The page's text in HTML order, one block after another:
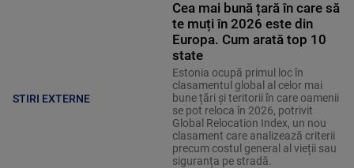
STIRI EXTERNE
Cea mai bună țară în care să
te muți în 2026 este din
Europa. Cum arată top 10
state
Estonia ocupă primul loc în
clasamentul global al celor mai
bune țări și teritorii în care oamenii
se pot reloca în 2026, potrivit
Global Relocation Index, un nou
clasament care analizează criterii
precum costul general al vieții sau
siguranța pe stradă.